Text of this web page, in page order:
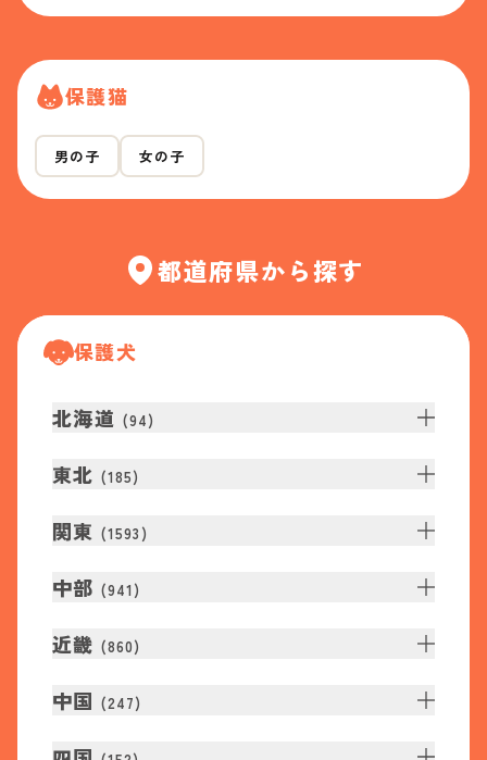
保護猫
男の子 女の子
都道府県から探す
保護犬
北海道 (94)
東北 (185)
関東 (1593 )
中部 (941 )
近畿 (860)
中国 (247)